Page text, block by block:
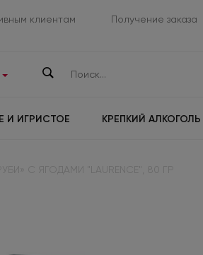
клиентам Получение заказа
И ИГРИСТОЕ КРЕПКИЙ АЛКОГОЛЬ